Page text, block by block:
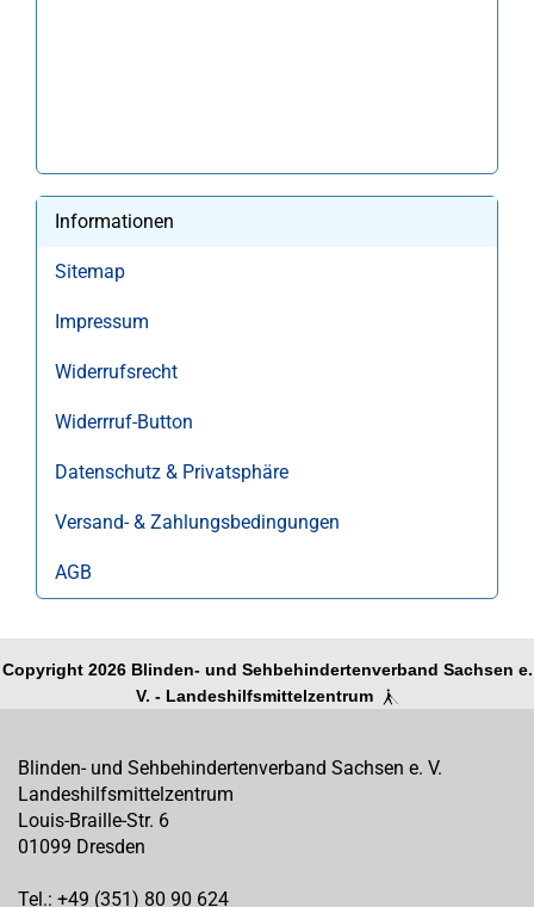
Informationen
Sitemap
Impressum
Widerrufsrecht
Widerrruf-Button
Datenschutz & Privatsphäre
Versand- & Zahlungsbedingungen
AGB
Copyright 2026 Blinden- und Sehbehindertenverband Sachsen e.
V. - Landeshilfsmittelzentrum
Blinden- und Sehbehindertenverband Sachsen e. V.
Landeshilfsmittelzentrum
Louis-Braille-Str. 6
01099 Dresden
Tel.: +49 (351) 80 90 624